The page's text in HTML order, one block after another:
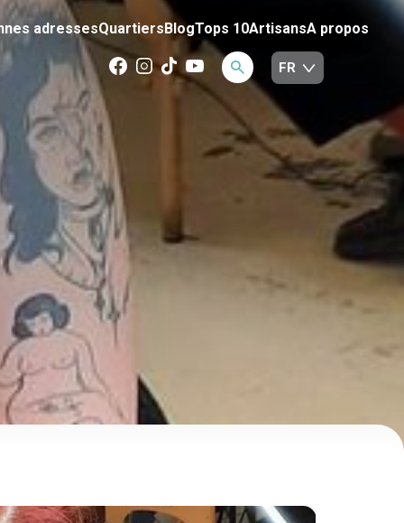
adressesQuartiersBlogTops 10ArtisansA propos